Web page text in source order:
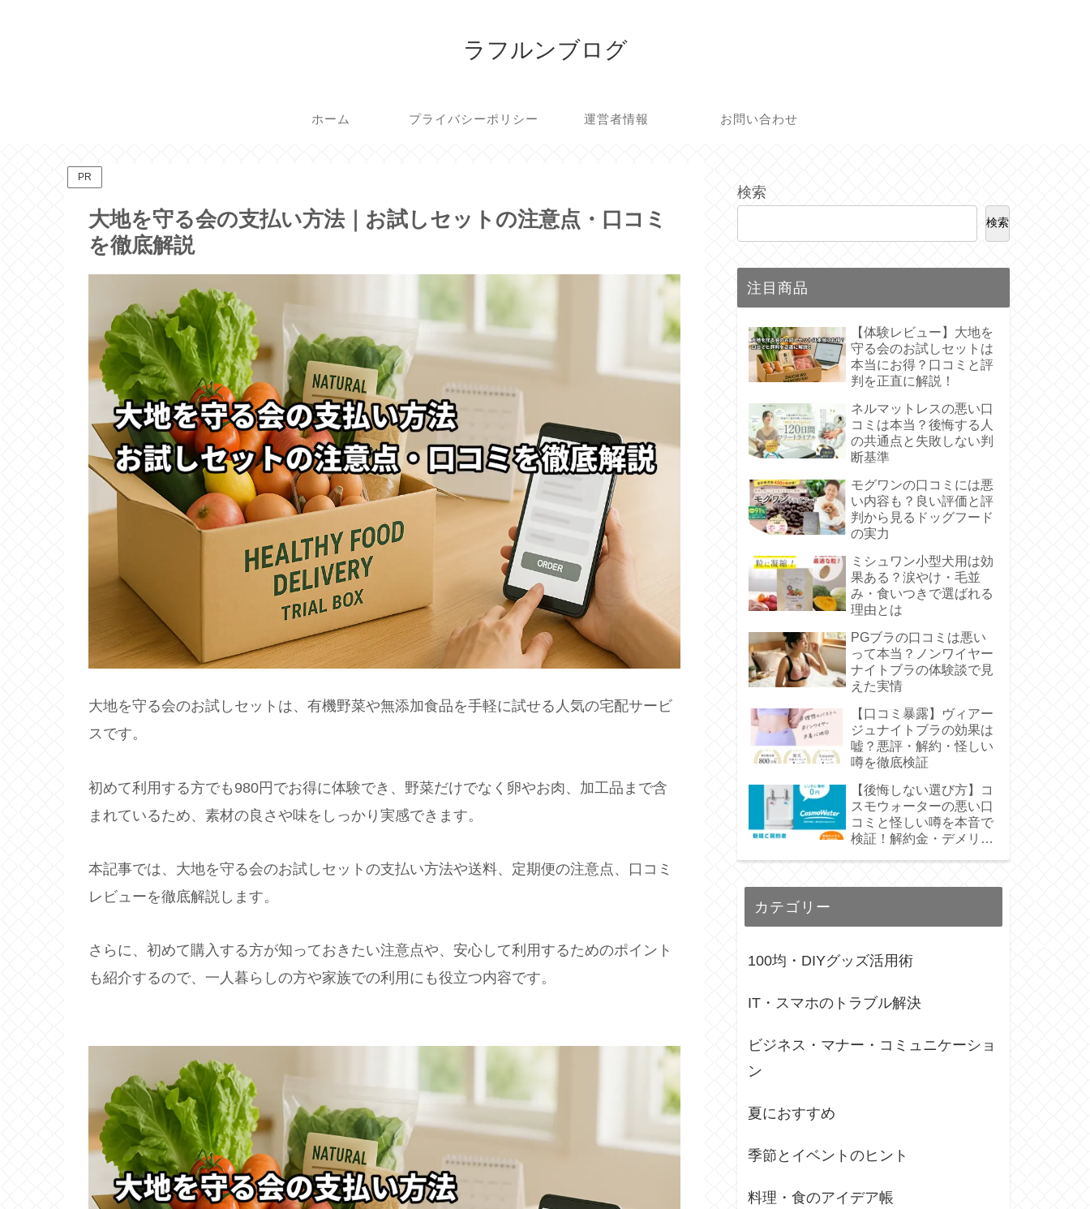
ラフルンブログ
ホーム プライバシーポリシー 運営者情報 お問い合わせ
PR
大地を守る会の支払い方法｜お試しセットの注意点・口コミ
を徹底解説
大地を守る会のお試しセットは、有機野菜や無添加食品を手軽に試せる人気の宅配サービ
スです。
初めて利用する方でも980円でお得に体験でき、野菜だけでなく卵やお肉、加工品まで含
まれているため、素材の良さや味をしっかり実感できます。
本記事では、大地を守る会のお試しセットの支払い方法や送料、定期便の注意点、口コミ
レビューを徹底解説します。
さらに、初めて購入する方が知っておきたい注意点や、安心して利用するためのポイント
も紹介するので、一人暮らしの方や家族での利用にも役立つ内容です。
検索
検索
注目商品
【体験レビュー】大地を
守る会のお試しセットは
本当にお得？口コミと評
判を正直に解説！
ネルマットレスの悪い口
コミは本当？後悔する人
の共通点と失敗しない判
断基準
モグワンの口コミには悪
い内容も？良い評価と評
判から見るドッグフード
の実力
ミシュワン小型犬用は効
果ある？涙やけ・毛並
み・食いつきで選ばれる
理由とは
PGブラの口コミは悪い
って本当？ノンワイヤー
ナイトブラの体験談で見
えた実情
【口コミ暴露】ヴィアー
ジュナイトブラの効果は
嘘？悪評・解約・怪しい
噂を徹底検証
【後悔しない選び方】コ
スモウォーターの悪い口
コミと怪しい噂を本音で
検証！解約金・デメリッ
カテゴリー
100均・DIYグッズ活用術
IT・スマホのトラブル解決
ビジネス・マナー・コミュニケーショ
ン
夏におすすめ
季節とイベントのヒント
料理・食のアイデア帳